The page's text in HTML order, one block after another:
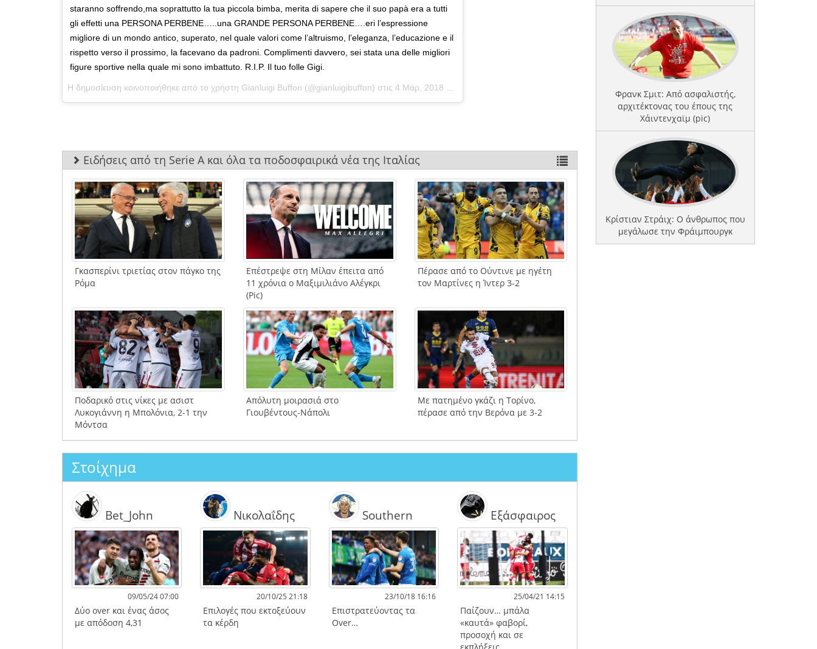
staranno soffrendo,ma soprattutto la tua piccola bimba, merita di sapere che il suo papà era a tutti
gli effetti una PERSONA PERBENE…..una GRANDE PERSONA PERBENE….eri l’espressione
migliore di un mondo antico, superato, nel quale valori come l’altruismo, l’eleganza, l’educazione e il
rispetto verso il prossimo, la facevano da padroni. Complimenti davvero, sei stata una delle migliori
figure sportive nella quale mi sono imbattuto. R.I.P. Il tuo folle Gigi.
Η δημοσίευση κοινοποιήθηκε από το χρήστη Gianluigi Buffon (@gianluigibuffon) στις 4 Μάρ, 2018 στις 4:41 πμ PST
Ειδήσεις από τη Serie A και όλα τα ποδοσφαιρικά νέα της Ιταλίας
Γκασπερίνι τριετίας στον πάγκο της
Ρόμα
Επέστρεψε στη Μίλαν έπειτα από
11 χρόνια ο Μαξιμιλιάνο Αλέγκρι
(Pic)
Πέρασε από το Ούντινε με ηγέτη
τον Μαρτίνες η Ίντερ 3-2
Ποδαρικό στις νίκες με ασιστ
Λυκογιάννη η Μπολόνια, 2-1 την
Μόντσα
Απόλυτη μοιρασιά στο
Γιουβέντους-Νάπολι
Με πατημένο γκάζι η Τορίνο,
πέρασε από την Βερόνα με 3-2
Στοίχημα
Bet_John
09/05/24 07:00
Δύο over και ένας άσος
με απόδοση 4,31
Νικολαΐδης
20/10/25 21:18
Επιλογές που εκτοξεύουν
τα κέρδη
Southern
23/10/18 16:16
Επιστρατεύοντας τα
Over…
Εξάσφαιρος
25/04/21 14:15
Παίζουν… μπάλα
«καυτά» φαβορί,
προσοχή και σε
Φρανκ Σμιτ: Από ασφαλιστής,
αρχιτέκτονας του έπους της
Χάιντενχαϊμ (pic)
Κρίστιαν Στράιχ: Ο άνθρωπος που
μεγάλωσε την Φράιμπουργκ